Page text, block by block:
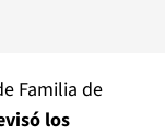
Familia de
los